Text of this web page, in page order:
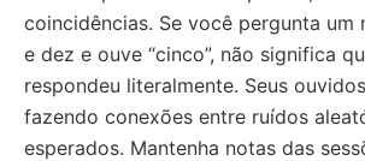
coincidências. Se você pergunta um
e dez e ouve “cinco”, não significa
respondeu literalmente. Seus
fazendo conexões entre ruídos
esperados. Mantenha notas das